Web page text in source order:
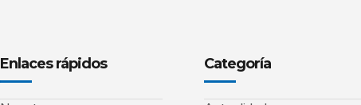
Enlaces rápidos Categoría